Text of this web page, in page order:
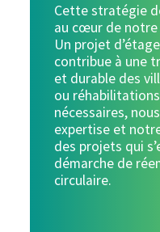
Cette stratégie
au cœur de notre
Un projet
contribue à une
et durable des
ou
nécessaires,
expertise et
des projets qui
démarche de
circulaire.